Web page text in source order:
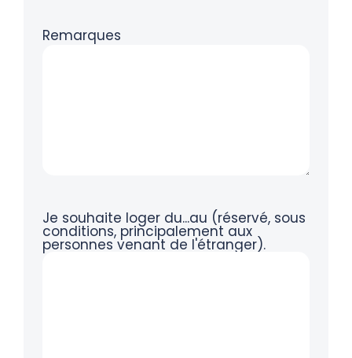
Remarques
Je souhaite loger du...au (réservé, sous
conditions, principalement aux
personnes venant de l'étranger).